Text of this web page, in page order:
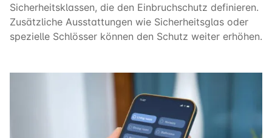
Sicherheitsklassen, die den Einbruchschutz definieren.
Zusätzliche Ausstattungen wie Sicherheitsglas oder
spezielle Schlösser können den Schutz weiter erhöhen.